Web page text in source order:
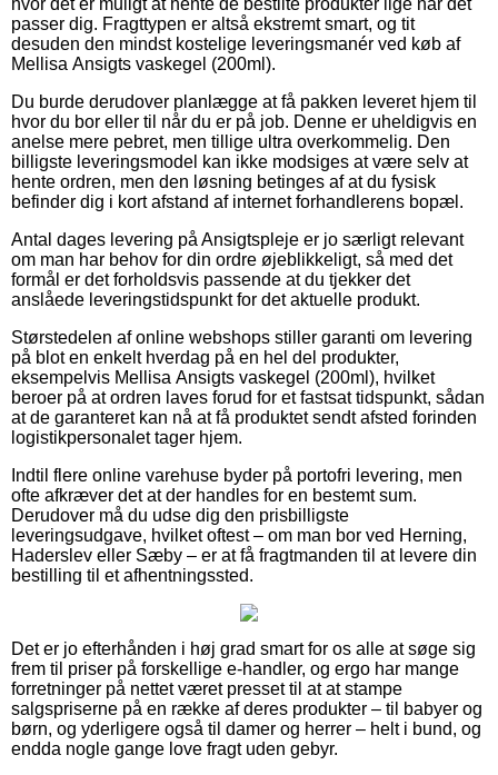
passer dig. Fragttypen er altså ekstremt smart, og tit
desuden den mindst kostelige leveringsmanér ved køb af
Mellisa Ansigts vaskegel (200ml).
Du burde derudover planlægge at få pakken leveret hjem til
hvor du bor eller til når du er på job. Denne er uheldigvis en
anelse mere pebret, men tillige ultra overkommelig. Den
billigste leveringsmodel kan ikke modsiges at være selv at
hente ordren, men den løsning betinges af at du fysisk
befinder dig i kort afstand af internet forhandlerens bopæl.
Antal dages levering på Ansigtspleje er jo særligt relevant
om man har behov for din ordre øjeblikkeligt, så med det
formål er det forholdsvis passende at du tjekker det
anslåede leveringstidspunkt for det aktuelle produkt.
Størstedelen af online webshops stiller garanti om levering
på blot en enkelt hverdag på en hel del produkter,
eksempelvis Mellisa Ansigts vaskegel (200ml), hvilket
beroer på at ordren laves forud for et fastsat tidspunkt, sådan
at de garanteret kan nå at få produktet sendt afsted forinden
logistikpersonalet tager hjem.
Indtil flere online varehuse byder på portofri levering, men
ofte afkræver det at der handles for en bestemt sum.
Derudover må du udse dig den prisbilligste
leveringsudgave, hvilket oftest – om man bor ved Herning,
Haderslev eller Sæby – er at få fragtmanden til at levere din
bestilling til et afhentningssted.
Det er jo efterhånden i høj grad smart for os alle at søge sig
frem til priser på forskellige e-handler, og ergo har mange
forretninger på nettet været presset til at at stampe
salgspriserne på en række af deres produkter – til babyer og
børn, og yderligere også til damer og herrer – helt i bund, og
endda nogle gange love fragt uden gebyr.